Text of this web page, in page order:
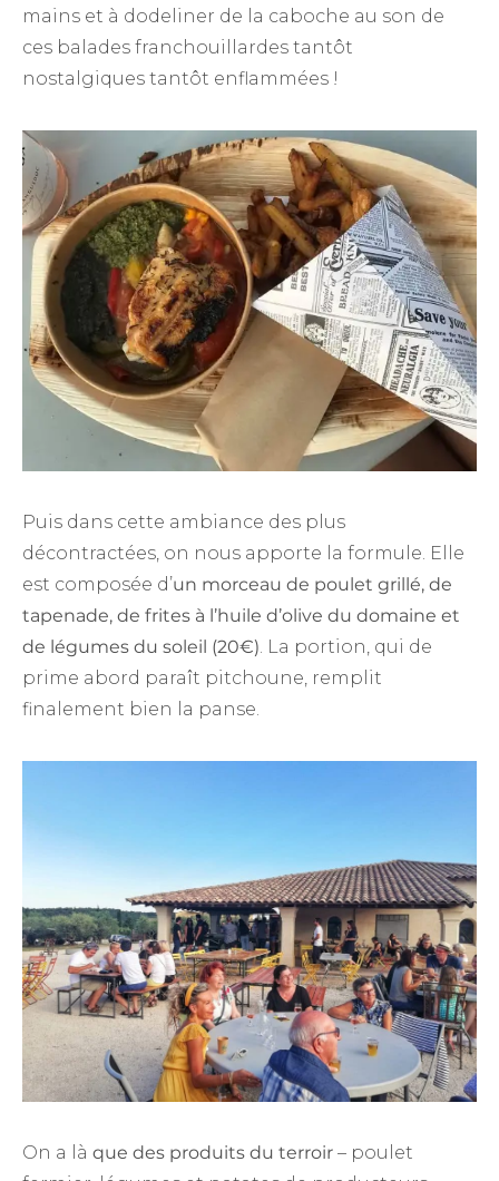
mains et à dodeliner de la caboche au son de
ces balades franchouillardes tantôt
nostalgiques tantôt enflammées !
Puis dans cette ambiance des plus
décontractées, on nous apporte la formule. Elle
est composée d’un morceau de poulet grillé, de
tapenade, de frites à l’huile d’olive du domaine et
de légumes du soleil (20€) . La portion, qui de
prime abord paraît pitchoune, remplit
finalement bien la panse.
On a là que des produits du terroir – poulet